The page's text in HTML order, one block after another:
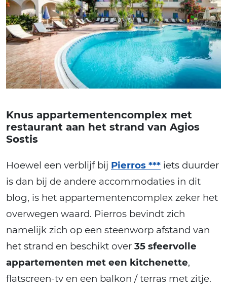
Knus appartementencomplex met
restaurant aan het strand van Agios
Sostis
Hoewel een verblijf bij Pierros *** iets duurder
is dan bij de andere accommodaties in dit
blog, is het appartementencomplex zeker het
overwegen waard. Pierros bevindt zich
namelijk zich op een steenworp afstand van
het strand en beschikt over 35 sfeervolle
appartementen met een kitchenette,
flatscreen-tv en een balkon / terras met zitje.